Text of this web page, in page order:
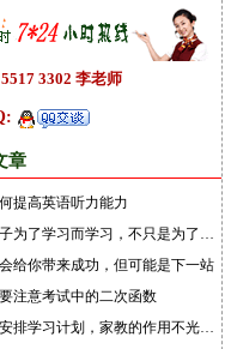
3302 李老师
章
提高英语听力能力
为了学习而学习，不只是为了…
给你带来成功，但可能是下一站
注意考试中的二次函数
排学习计划，家教的作用不光…